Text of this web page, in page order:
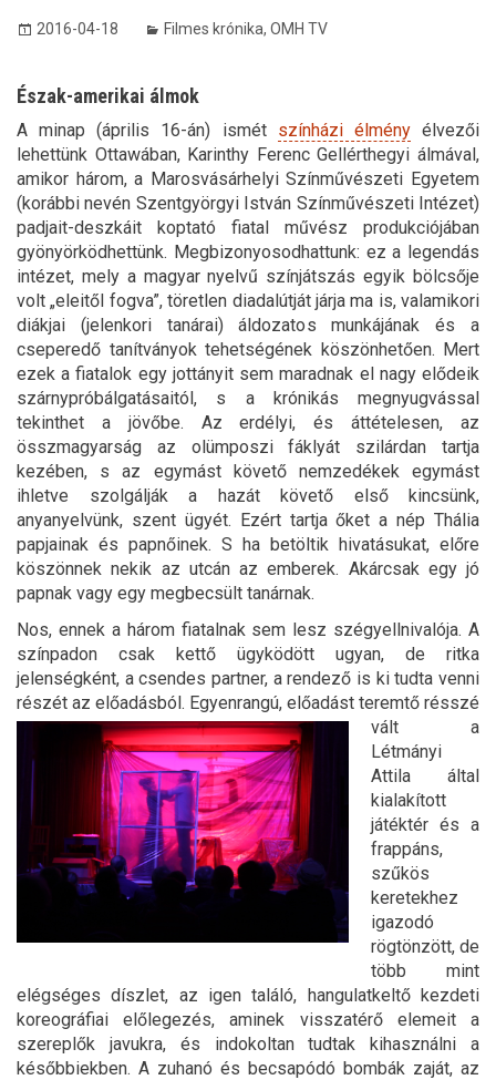
2016-04-18 Filmes krónika, OMH TV
Észak-amerikai álmok
A minap (április 16-án) ismét színházi élményélvezői
lehettünk Ottawában, Karinthy Ferenc Gellérthegyi álmával,
amikor három, a Marosvásárhelyi Színművészeti Egyetem
(korábbi nevén Szentgyörgyi István Színművészeti Intézet)
padjait-deszkáit koptató fiatal művész produkciójában
gyönyörködhettünk. Megbizonyosodhattunk: ez a legendás
intézet, mely a magyar nyelvű színjátszás egyik bölcsője
volt „eleitől fogva”, töretlen diadalútját járja ma is, valamikori
diákjai (jelenkori tanárai) áldozatos munkájának és a
cseperedő tanítványok tehetségének köszönhetően. Mert
ezek a fiatalok egy jottányit sem maradnak el nagy elődeik
szárnypróbálgatásaitól, s a krónikás megnyugvással
tekinthet a jövőbe. Az erdélyi, és áttételesen, az
összmagyarság az olümposzi fáklyát szilárdan tartja
kezében, s az egymást követő nemzedékek egymást
ihletve szolgálják a hazát követő első kincsünk,
anyanyelvünk, szent ügyét. Ezért tartja őket a nép Thália
papjainak és papnőinek. S ha betöltik hivatásukat, előre
köszönnek nekik az utcán az emberek. Akárcsak egy jó
papnak vagy egy megbecsült tanárnak.
Nos, ennek a három fiatalnak sem lesz szégyellnivalója. A
színpadon csak kettő ügyködött ugyan, de ritka
jelenségként, a csendes partner, a rendező is ki tudta venni
részét az előadásból. Egyenrangú, előadást teremtő résszé
vált a
Létmányi
Attila által
kialakított
játéktér és a
frappáns,
szűkös
keretekhez
igazodó
rögtönzött, de
több mint
elégséges díszlet, az igen találó, hangulatkeltő kezdeti
koreográfiai előlegezés, aminek visszatérő elemeit a
szereplők javukra, és indokoltan tudtak kihasználni a
későbbiekben. A zuhanó és becsapódó bombák zaját, az